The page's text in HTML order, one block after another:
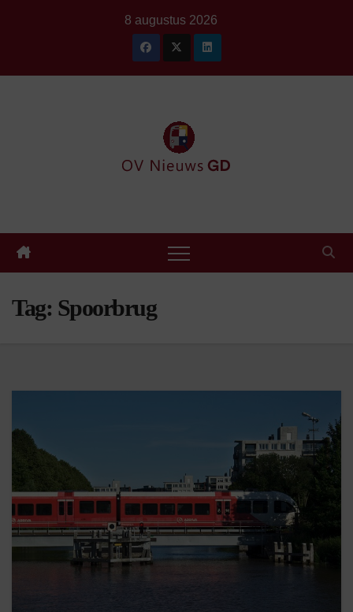
8 augustus 2026
Tag: Spoorbrug